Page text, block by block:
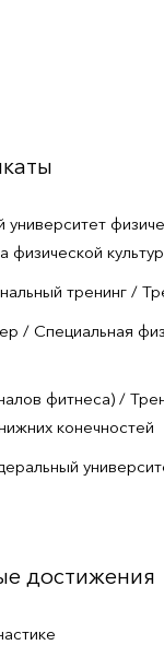
физической
тренинг /
/ Специальная
фитнеса) /
конечностей
достижения